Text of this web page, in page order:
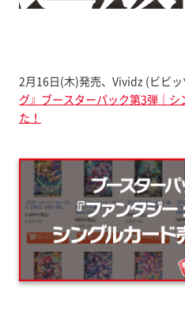
2月16日(木)発売、Vividz (ビビッ
グ』ブースターパック第3弾｜
た！